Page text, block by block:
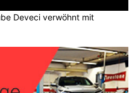
Deveci verwöhnt mit